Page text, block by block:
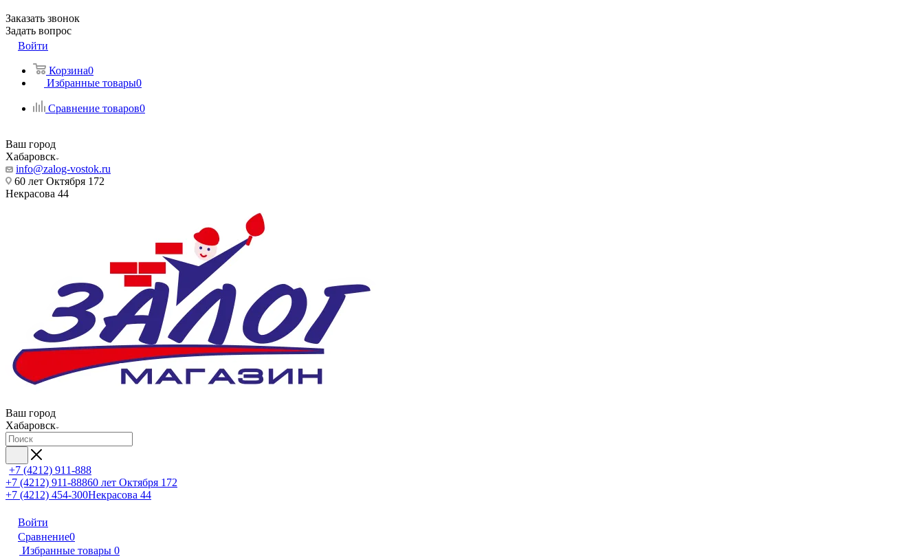
Заказать звонок
Задать вопрос
Войти
Корзина0
Избранные товары0
Сравнение товаров0
Ваш город
Хабаровск
info@zalog-vostok.ru
60 лет Октября 172
Некрасова 44
Ваш город
Хабаровск
+7 (4212) 911-888
+7 (4212) 911-88860 лет Октября 172
+7 (4212) 454-300Некрасова 44
Войти
Сравнение0
Избранные товары 0